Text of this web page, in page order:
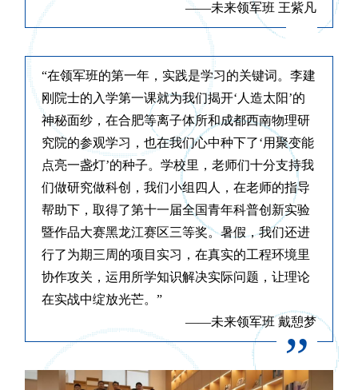
——未来领军班 王紫凡
”
“在领军班的第一年，实践是学习的关键词。李建
刚院士的入学第一课就为我们揭开‘人造太阳’的
神秘面纱，在合肥等离子体所和成都西南物理研
究院的参观学习，也在我们心中种下了‘用聚变能
点亮一盏灯’的种子。学校里，老师们十分支持我
们做研究做科创，我们小组四人，在老师的指导
帮助下，取得了第十一届全国青年科普创新实验
暨作品大赛黑龙江赛区三等奖。暑假，我们还进
行了为期三周的项目实习，在真实的工程环境里
协作攻关，运用所学知识解决实际问题，让理论
在实战中绽放光芒。”
——未来领军班 戴憩梦
”